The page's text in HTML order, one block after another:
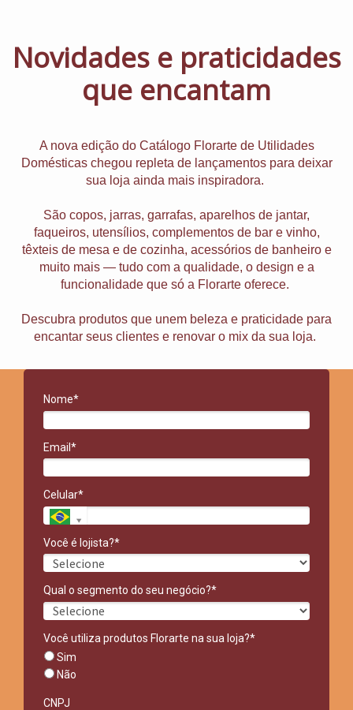
Novidades e praticidades
que encantam
A nova edição do Catálogo Florarte de Utilidades
Domésticas chegou repleta de lançamentos para deixar
sua loja ainda mais inspiradora.
São copos, jarras, garrafas, aparelhos de jantar,
faqueiros, utensílios, complementos de bar e vinho,
têxteis de mesa e de cozinha, acessórios de banheiro e
muito mais — tudo com a qualidade, o design e a
funcionalidade que só a Florarte oferece.
Descubra produtos que unem beleza e praticidade para
encantar seus clientes e renovar o mix da sua loja.
Nome*
Email*
Celular*
Você é lojista?*
Qual o segmento do seu negócio?*
Você utiliza produtos Florarte na sua loja?*
Sim
Não
CNPJ